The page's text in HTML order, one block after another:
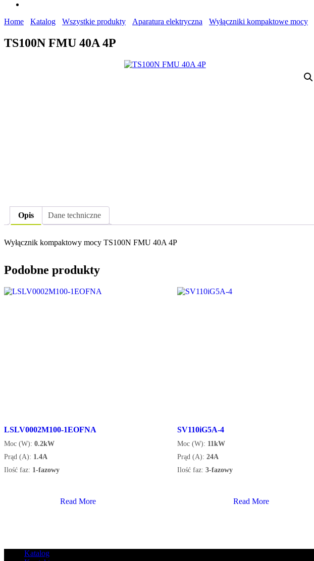
Home Katalog Wszystkie produkty Aparatura elektryczna Wyłączniki kompaktowe mocy
TS100N FMU 40A 4P
Opis Dane techniczne
Wyłącznik kompaktowy mocy TS100N FMU 40A 4P
Podobne produkty
LSLV0002M100-1EOFNA
Moc (W): 0.2kW
Prąd (A): 1.4A
Ilość faz: 1-fazowy
Read More
SV110iG5A-4
Moc (W): 11kW
Prąd (A):24A
Ilość faz:3-fazowy
Read More
Katalog